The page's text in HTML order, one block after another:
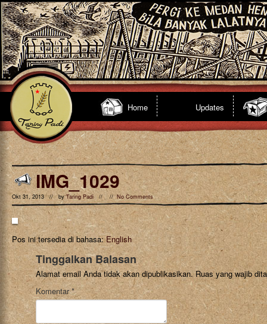
Home Updates
IMG_1029
Okt 31, 2013 // byTaring Padi// //No Comments
Pos ini tersedia di bahasa:English
Tinggalkan Balasan
Alamat email Anda tidak akan dipublikasikan. Ruas yang wajib
Komentar*